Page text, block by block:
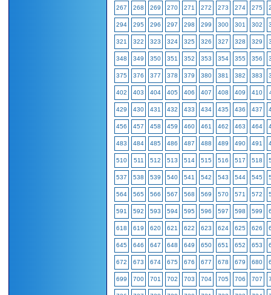
267 268 269 270 271 272 273 274 275
294 295 296 297 298 299 300 301 302
321 322 323 324 325 326 327 328 329
348 349 350 351 352 353 354 355 356
375 376 377 378 379 380 381 382 383
402 403 404 405 406 407 408 409 410
429 430 431 432 433 434 435 436 437
456 457 458 459 460 461 462 463 464
483 484 485 486 487 488 489 490 491
510 511 512 513 514 515 516 517 518
537 538 539 540 541 542 543 544 545
564 565 566 567 568 569 570 571 572
591 592 593 594 595 596 597 598 599
618 619 620 621 622 623 624 625 626
645 646 647 648 649 650 651 652 653
672 673 674 675 676 677 678 679 680
699 700 701 702 703 704 705 706 707